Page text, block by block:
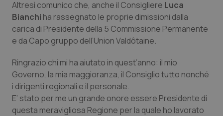
Valle D’Aosta
Oncodermatologia
Oncologia & Nutrizione
Psoriasi & pelle
Altresì comunico che, anche il Consigliere Luca
Bianchi ha rassegnato le proprie dimissioni dalla
carica di Presidente della 5 Commissione Permanente
e da Capo gruppo dell’Union Valdôtaine.
Ringrazio chi mi ha aiutato in quest’anno: il mio
Governo, la mia maggioranza, il Consiglio tutto nonché
i dirigenti regionali e il personale.
E’ stato per me un grande onore essere Presidente di
questa meravigliosa Regione per la quale ho lavorato